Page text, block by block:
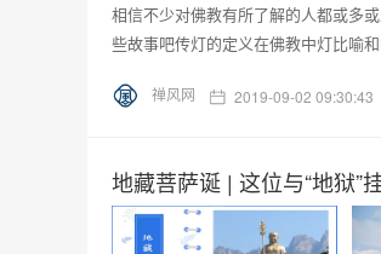
相信不少对佛教有所了解的人都或多
些故事吧传灯的定义在佛教中灯比喻
禅风网 2019-09-02 09:30:43
地藏菩萨诞 | 这位与“地狱”